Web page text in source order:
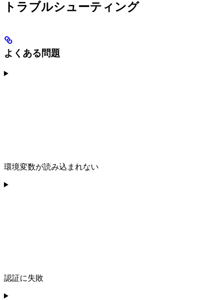
トラブルシューティング
よくある問題
環境変数が読み込まれない
認証に失敗